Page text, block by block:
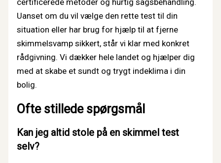
Uanset om du vil vælge den rette test til din
situation eller har brug for hjælp til at fjerne
skimmelsvamp sikkert, står vi klar med konkret
rådgivning. Vi dækker hele landet og hjælper dig
med at skabe et sundt og trygt indeklima i din
bolig.
Ofte stillede spørgsmål
Kan jeg altid stole på en skimmel test
selv?